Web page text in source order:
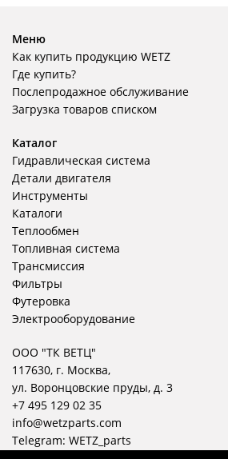
Меню
Как купить продукцию WETZ
Где купить?
Послепродажное обслуживание
Загрузка товаров списком
Каталог
Гидравлическая система
Детали двигателя
Инструменты
Каталоги
Теплообмен
Топливная система
Трансмиссия
Фильтры
Футеровка
Электрооборудование
ООО "ТК ВЕТЦ"
117630, г. Москва,
ул. Воронцовские пруды, д. 3
+7 495 129 02 35
info@wetzparts.com
Telegram: WETZ_parts